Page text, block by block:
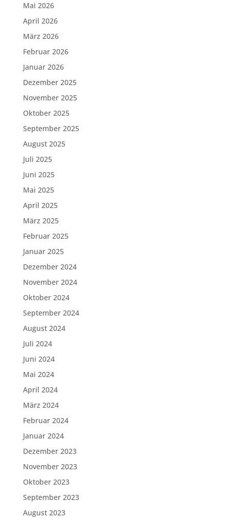
Mai 2026
April 2026
März 2026
Februar 2026
Januar 2026
Dezember 2025
November 2025
Oktober 2025
September 2025
August 2025
Juli 2025
Juni 2025
Mai 2025
April 2025
März 2025
Februar 2025
Januar 2025
Dezember 2024
November 2024
Oktober 2024
September 2024
August 2024
Juli 2024
Juni 2024
Mai 2024
April 2024
März 2024
Februar 2024
Januar 2024
Dezember 2023
November 2023
Oktober 2023
September 2023
August 2023